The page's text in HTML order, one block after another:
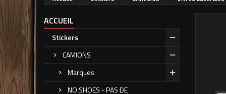
ACCUEIL
Stickers
CAMIONS
Marques
NO SHOES - PAS DE